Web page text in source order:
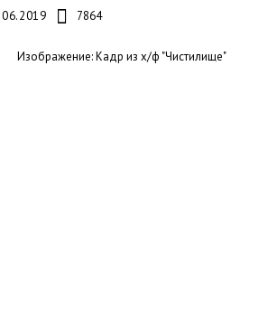
7864
Изображение: Кадр из х/ф "Чистилище"